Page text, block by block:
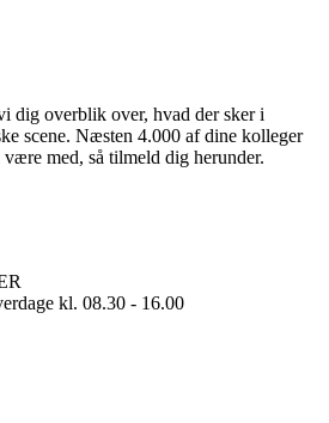
dig overblik over, hvad der sker i
scene. Næsten 4.000 af dine kolleger
med, så tilmeld dig herunder.
kl. 08.30 - 16.00